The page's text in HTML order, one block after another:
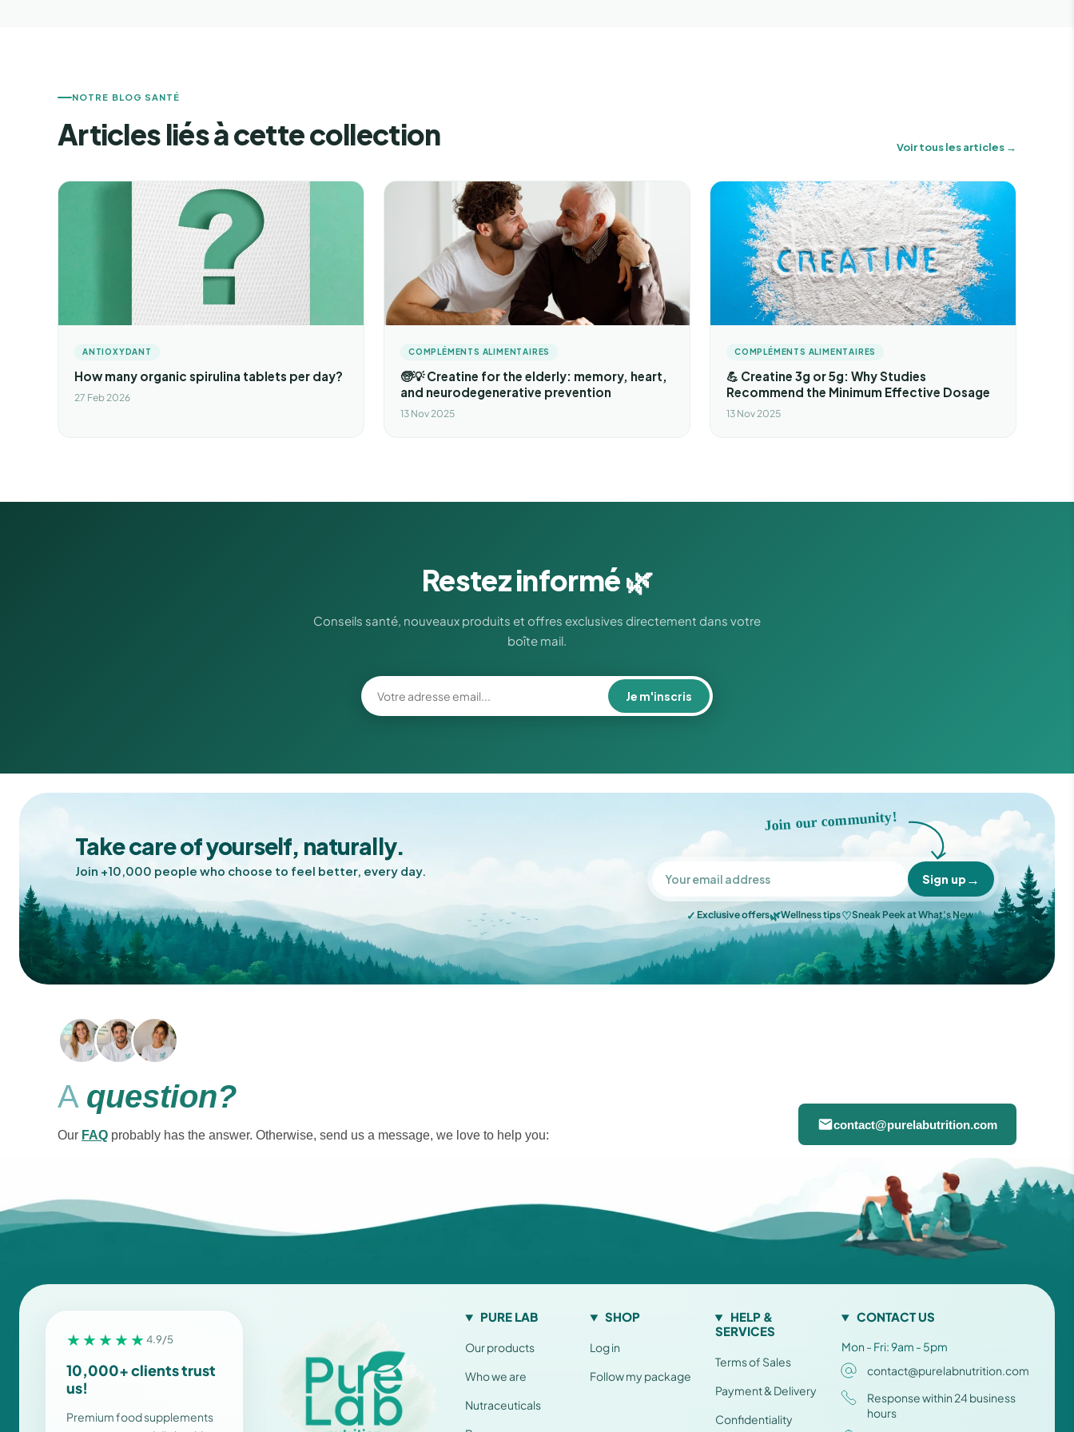
NOTRE BLOG SANTÉ
Articles liés à cette collection Voir tous les articles →
ANTIOXYDANT
How many organic spirulina tablets per day?
27 Feb 2026
COMPLÉMENTS ALIMENTAIRES
🧓💡 Creatine for the elderly: memory, heart,
and neurodegenerative prevention
13 Nov 2025
COMPLÉMENTS ALIMENTAIRES
💪 Creatine 3g or 5g: Why Studies
Recommend the Minimum Effective Dosage
13 Nov 2025
Restez informé 🌿
Conseils santé, nouveaux produits et offres exclusives directement dans votre
boîte mail.
Je m'inscris
✕
CHOISISSEZ VOTRE OPTION
Voir la fiche produit complète →
Take care of yourself, naturally.
Join +10,000 people who choose to feel better, every day.
Join our community!
Sign up→
✓Exclusive offers🌿Wellness tips♡Sneak Peek at What's New
A question?
Our FAQ probably has the answer. Otherwise, send us a message, we love to help you:
contact@purelabutrition.com
★★★★★4.9/5
10,000+ clients trust
us!
Premium food supplements
PURE LAB
Our products
Who we are
Nutraceuticals
SHOP
Log in
Follow my package
HELP &
SERVICES
Terms of Sales
Payment & Delivery
Confidentiality
CONTACT US
Mon - Fri: 9am - 5pm
contact@purelabnutrition.com
Response within 24 business
hours